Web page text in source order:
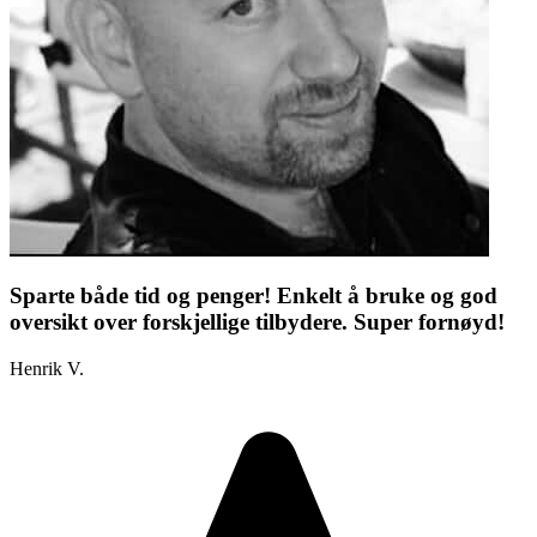
Sparte både tid og penger! Enkelt å bruke og god
oversikt over forskjellige tilbydere. Super fornøyd!
Henrik V.